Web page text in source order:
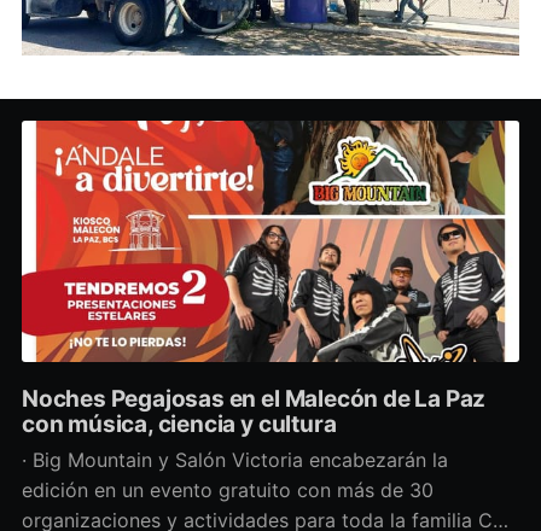
Noches Pegajosas en el Malecón de La Paz
con música, ciencia y cultura
· Big Mountain y Salón Victoria encabezarán la
edición en un evento gratuito con más de 30
organizaciones y actividades para toda la familia Con